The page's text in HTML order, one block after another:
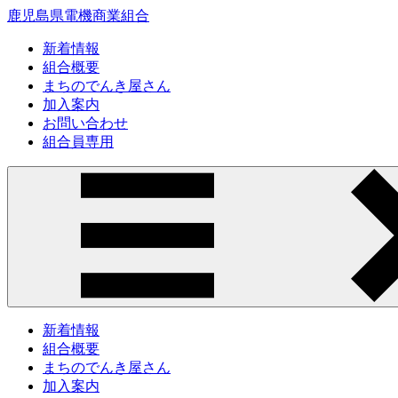
鹿児島県電機商業組合
新着情報
組合概要
まちのでんき屋さん
加入案内
お問い合わせ
組合員専用
新着情報
組合概要
まちのでんき屋さん
加入案内